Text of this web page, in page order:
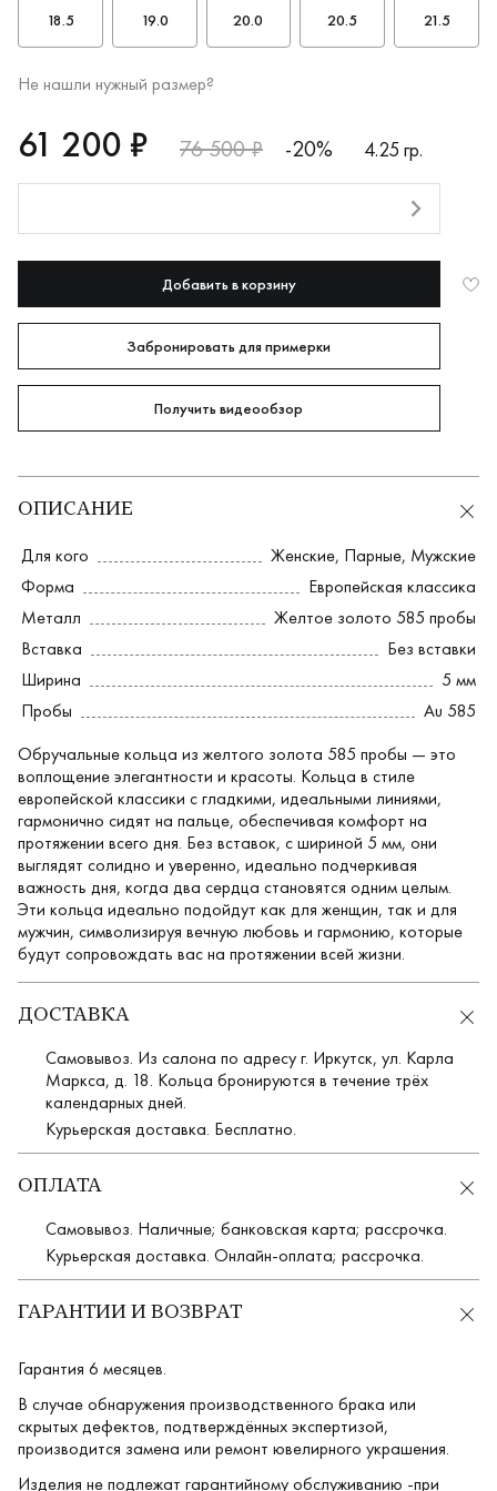
18.5 19.0 20.0 20.5 21.5
Не нашли нужный размер?
RUB
61200
61 200 ₽ 76 500 ₽ -20%
4.25 гр.
Добавить в корзину
Забронировать для примерки
Получить видеообзор
ОПИСАНИЕ
Для кого Женские, Парные, Мужские
Форма
Европейская классика
Металл
Желтое золото 585 пробы
Вставка
Без вставки
Ширина
5 мм
Пробы
Au 585
Обручальные кольца из желтого золота 585 пробы — это
воплощение элегантности и красоты. Кольца в стиле
европейской классики с гладкими, идеальными линиями,
гармонично сидят на пальце, обеспечивая комфорт на
протяжении всего дня. Без вставок, с шириной 5 мм, они
выглядят солидно и уверенно, идеально подчеркивая
важность дня, когда два сердца становятся одним целым.
Эти кольца идеально подойдут как для женщин, так и для
мужчин, символизируя вечную любовь и гармонию, которые
будут сопровождать вас на протяжении всей жизни.
ДОСТАВКА
Самовывоз. Из салона по адресу г. Иркутск, ул. Карла
Маркса, д. 18. Кольца бронируются в течение трёх
календарных дней.
Курьерская доставка. Бесплатно.
ОПЛАТА
Самовывоз. Наличные; банковская карта; рассрочка.
Курьерская доставка. Онлайн-оплата; рассрочка.
ГАРАНТИИ И ВОЗВРАТ
Гарантия 6 месяцев.
В случае обнаружения производственного брака или
скрытых дефектов, подтверждённых экспертизой,
производится замена или ремонт ювелирного украшения.
Изделия не подлежат гарантийному обслуживанию -при